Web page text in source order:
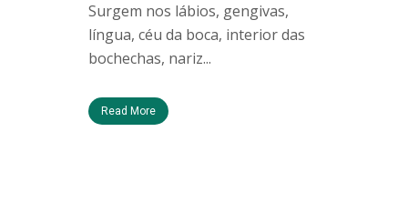
Surgem nos lábios, gengivas,
língua, céu da boca, interior das
bochechas, nariz...
Read More